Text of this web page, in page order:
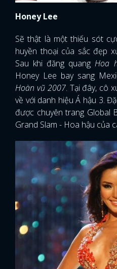
Honey Lee
Sẽ thật là một thiếu sót
huyền thoại của sắc đẹp
Sau khi đăng quangHoa
Honey Lee bay sang
Hoàn vũ 2007. Tại đây, cô
về với danh hiệu Á hậu 3.
được chuyên trang Global
Grand Slam - Hoa hậu của